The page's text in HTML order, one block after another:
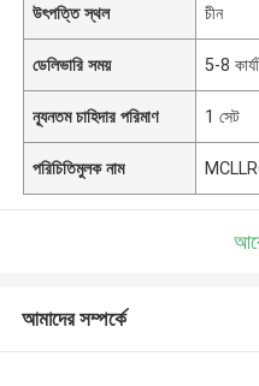
উৎপত্তি স্থল চীন
ডেলিভারি সময় 5-8
ন্যূনতম চাহিদার পরিমাণ 1 সেট
পরিচিতিমুলক নাম
আমাদের সম্পর্কে